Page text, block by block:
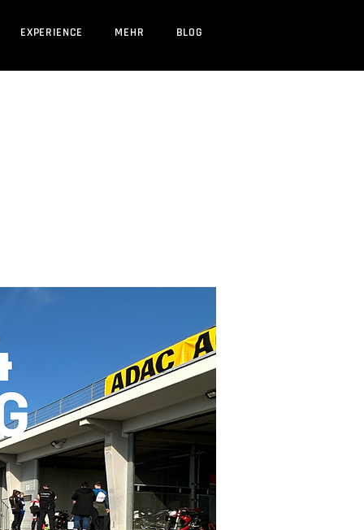
EXPERIENCE MEHR BLOG